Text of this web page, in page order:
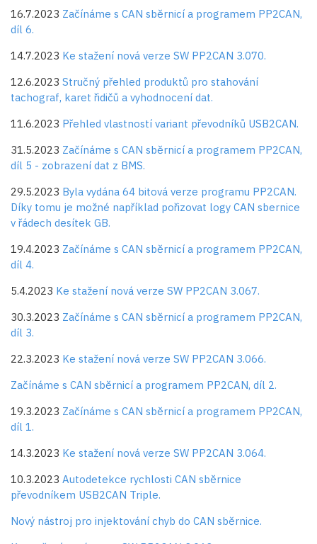
16.7.2023 Začínáme s CAN sběrnicí a programem PP2CAN,
díl 6.
14.7.2023 Ke stažení nová verze SW PP2CAN 3.070.
12.6.2023 Stručný přehled produktů pro stahování
tachograf, karet řidičů a vyhodnocení dat.
11.6.2023 Přehled vlastností variant převodníků USB2CAN.
31.5.2023 Začínáme s CAN sběrnicí a programem PP2CAN,
díl 5 - zobrazení dat z BMS.
29.5.2023 Byla vydána 64 bitová verze programu PP2CAN.
Díky tomu je možné například pořizovat logy CAN sbernice
v řádech desítek GB.
19.4.2023 Začínáme s CAN sběrnicí a programem PP2CAN,
díl 4.
5.4.2023 Ke stažení nová verze SW PP2CAN 3.067.
30.3.2023 Začínáme s CAN sběrnicí a programem PP2CAN,
díl 3.
22.3.2023 Ke stažení nová verze SW PP2CAN 3.066.
Začínáme s CAN sběrnicí a programem PP2CAN, díl 2.
19.3.2023 Začínáme s CAN sběrnicí a programem PP2CAN,
díl 1.
14.3.2023 Ke stažení nová verze SW PP2CAN 3.064.
10.3.2023 Autodetekce rychlosti CAN sběrnice
převodníkem USB2CAN Triple.
Nový nástroj pro injektování chyb do CAN sběrnice.